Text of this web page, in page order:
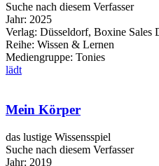
Suche nach diesem Verfasser
Jahr: 2025
Verlag: Düsseldorf, Boxine Sales
Reihe: Wissen & Lernen
Mediengruppe: Tonies
lädt
Mein Körper
das lustige Wissensspiel
Suche nach diesem Verfasser
Jahr: 2019